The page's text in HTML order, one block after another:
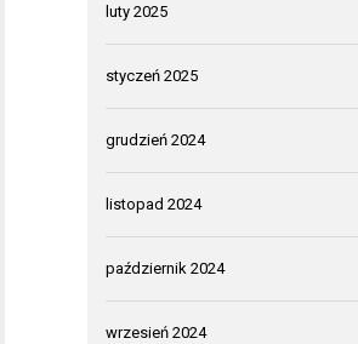
luty 2025
styczeń 2025
grudzień 2024
listopad 2024
październik 2024
wrzesień 2024